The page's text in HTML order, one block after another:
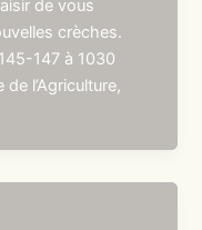
de vous
crèches.
147 à 1030
l’Agriculture,